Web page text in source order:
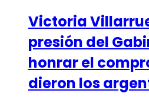
Victoria
presión del
honrar el
dieron los